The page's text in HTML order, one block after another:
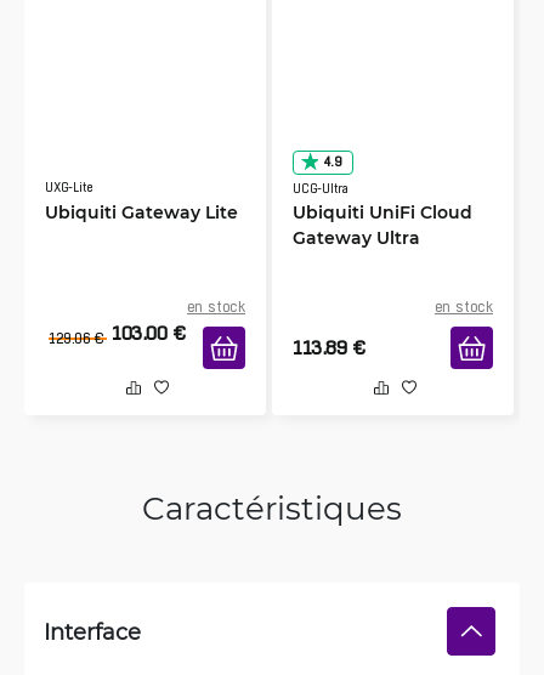
UXG-Lite
Ubiquiti Gateway Lite
en stock
129.06 € 103.00 €
4.9
UCG-Ultra
Ubiquiti UniFi Cloud
Gateway Ultra
en stock
113.89 €
Caractéristiques
Interface